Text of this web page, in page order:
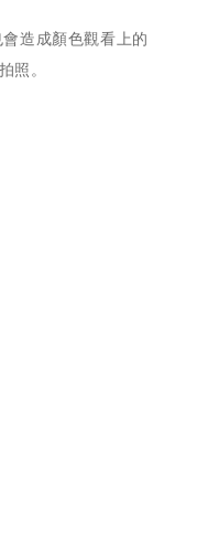
造成顏色觀看上的
照。